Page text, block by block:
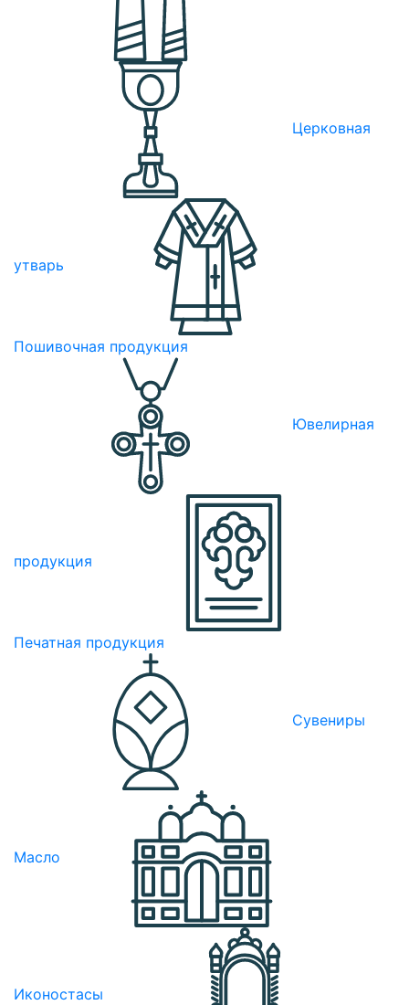
Церковная
утварь
Пошивочная продукция
Ювелирная
продукция
Печатная продукция
Сувениры
Масло
Иконостасы